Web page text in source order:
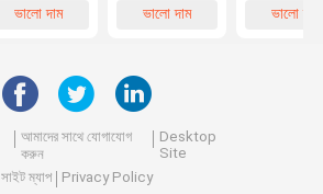
ভালো দাম
25ml / 35ml
ভালো দাম ভালো দাম
আমাদের সাথে যোগাযোগ
করুন
Desktop
Site
সাইট ম্যাপ
Privacy Policy